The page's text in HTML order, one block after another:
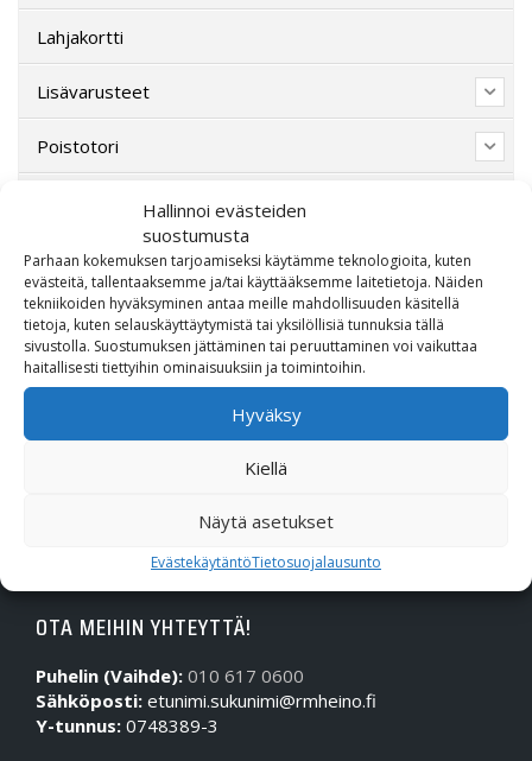
Hallinnoi evästeiden
suostumusta
Parhaan kokemuksen tarjoamiseksi käytämme teknologioita, kuten
evästeitä, tallentaaksemme ja/tai käyttääksemme laitetietoja. Näiden
tekniikoiden hyväksyminen antaa meille mahdollisuuden käsitellä
tietoja, kuten selauskäyttäytymistä tai yksilöllisiä tunnuksia tällä
sivustolla. Suostumuksen jättäminen tai peruuttaminen voi vaikuttaa
haitallisesti tiettyihin ominaisuuksiin ja toimintoihin.
Hyväksy
Kiellä
Näytä asetukset
EvästekäytäntöTietosuojalausunto
Lahjakortti
Lisävarusteet
Poistotori
Suzuki
SW-Motech
Varaosat/Sekalaiset
OTA MEIHIN YHTEYTTÄ!
Puhelin (Vaihde): 010 617 0600
Sähköposti: etunimi.sukunimi@rmheino.fi
Y-tunnus: 0748389-3